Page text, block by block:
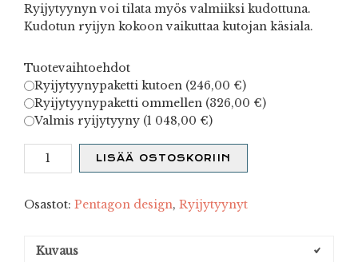
Ryijytyynyn voi tilata myös valmiiksi kudottuna.
Kudotun ryijyn kokoon vaikuttaa kutojan käsiala.
Tuotevaihtoehdot
Ryijytyynypaketti kutoen (246,00 €)
Ryijytyynypaketti ommellen (326,00 €)
Valmis ryijytyyny (1 048,00 €)
Pouta
määrä
LISÄÄ OSTOSKORIIN
Osastot: Pentagon design, Ryijytyynyt
Kuvaus